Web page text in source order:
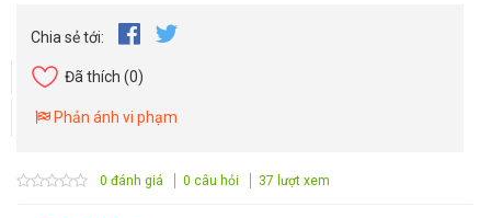
Chia sẻ tới:
Đã thích (0)
Phản ánh vi phạm
0 đánh giá 0 câu hỏi 37 lượt xem